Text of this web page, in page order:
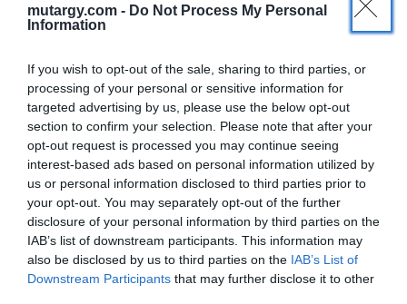
mutargy.com - Do Not Process My Personal
Information
If you wish to opt-out of the sale, sharing to third parties, or
processing of your personal or sensitive information for
targeted advertising by us, please use the below opt-out
section to confirm your selection. Please note that after your
opt-out request is processed you may continue seeing
interest-based ads based on personal information utilized by
us or personal information disclosed to third parties prior to
your opt-out. You may separately opt-out of the further
disclosure of your personal information by third parties on the
IAB’s list of downstream participants. This information may
also be disclosed by us to third parties on the IAB’s List of
Downstream Participants that may further disclose it to other
Hasonlóan izgalmas kérdés, hogy a művészeti
vásárok mennyire tudták kiheverni a COVID-időszak
komoly visszaesését, mennyire csábították vissza és
ösztönözték vásárlásra a vásároktól „elszokott”
gyűjtőket. A gondokat fokozta az is, hogy a vásári
naptár a COVID előtti utolsó években olyan zsúfolttá
vált, hogy azt sem a galériák, sem a gyűjtők nem
bírták már „szusszal”. A jelentés szerint a vásárok
számára, összességében legalábbis,
megnyugtatóan zárult a tavalyi év: a galériák az egy
évvel korábbi 31% helyett forgalmuk 33%-át tudták
vásárokon elérni.